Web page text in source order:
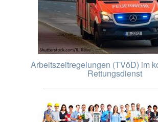
Arbeitszeitregelungen (TVöD) im
Rettungsdienst